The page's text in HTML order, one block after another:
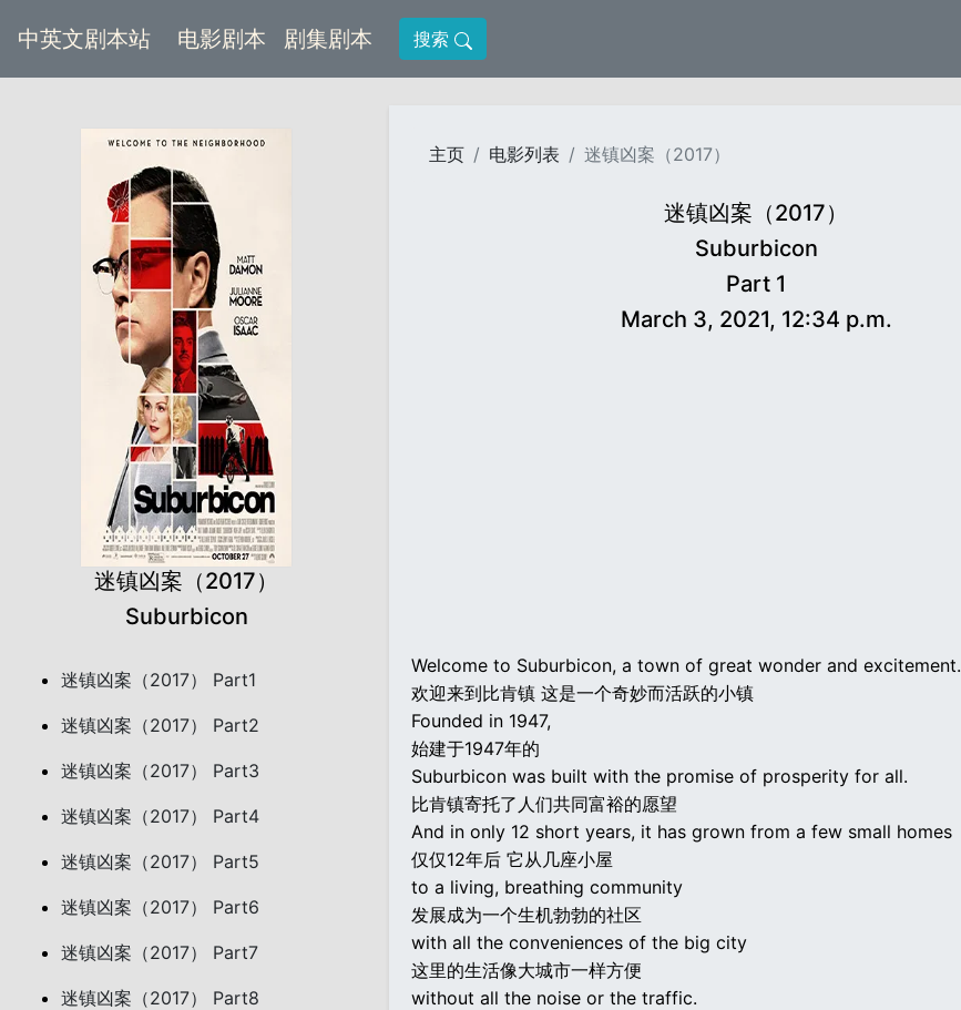
中英文剧本站 电影剧本 (current)
剧集剧本 (current)
搜索
迷镇凶案（2017）
Suburbicon
迷镇凶案（2017） Part1
迷镇凶案（2017） Part2
迷镇凶案（2017） Part3
迷镇凶案（2017） Part4
迷镇凶案（2017） Part5
迷镇凶案（2017） Part6
迷镇凶案（2017） Part7
迷镇凶案（2017） Part8
主页 电影列表 迷镇凶案（2017）
迷镇凶案（2017）
Suburbicon
Part 1
March 3, 2021, 12:34 p.m.
Welcome to Suburbicon, a town of great wonder and excitement.
欢迎来到比肯镇 这是一个奇妙而活跃的小镇
Founded in 1947,
始建于1947年的
Suburbicon was built with the promise of prosperity for all.
比肯镇寄托了人们共同富裕的愿望
And in only 12 short years, it has grown from a few small homes
仅仅12年后 它从几座小屋
to a living, breathing community
发展成为一个生机勃勃的社区
with all the conveniences of the big city
这里的生活像大城市一样方便
without all the noise or the traffic.